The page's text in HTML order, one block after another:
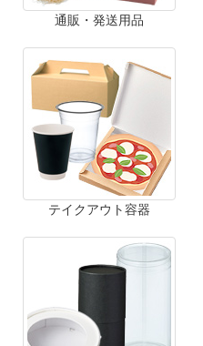
通販・発送用品
テイクアウト容器